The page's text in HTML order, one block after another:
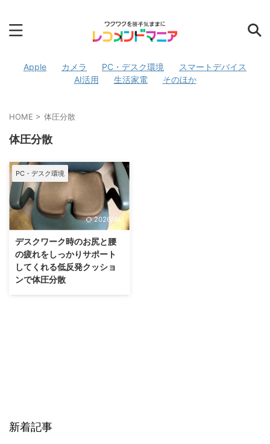
Apple カメラ PC・デスク環境
スマートデバイス
AI活用
生活家電 そのほか
HOME > 体圧分散
体圧分散
PC・デスク環境
2026/4/3
デスクワーク時のお尻と腰
の疲れをしっかりサポート
してくれる低反発クッショ
ンで体圧分散
新着記事